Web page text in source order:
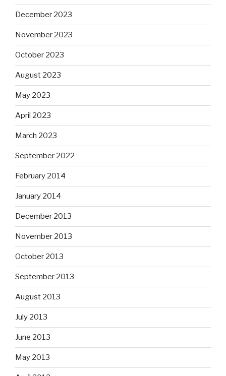
December 2023
November 2023
October 2023
August 2023
May 2023
April 2023
March 2023
September 2022
February 2014
January 2014
December 2013
November 2013
October 2013
September 2013
August 2013
July 2013
June 2013
May 2013